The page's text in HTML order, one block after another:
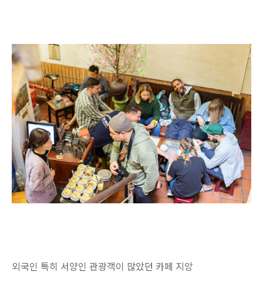
외국인 특히 서양인 관광객이 많았던 카페 지앙